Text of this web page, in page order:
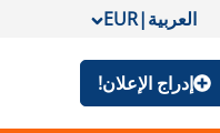
العربية|
EUR
إدراج الإعلان!